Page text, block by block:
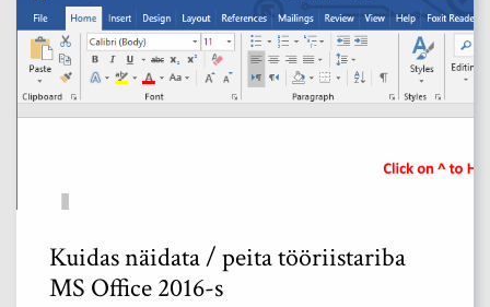
Kuidas näidata / peita tööriistariba
MS Office 2016-s